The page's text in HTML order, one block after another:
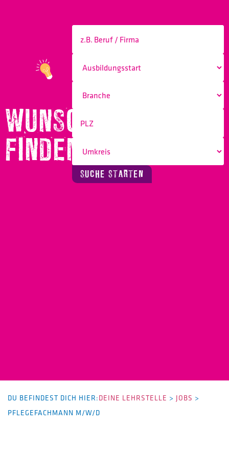
WUNSCHBERUF
FINDEN!
SUCHE STARTEN
DU BEFINDEST DICH HIER:DEINE LEHRSTELLE > JOBS >
PFLEGEFACHMANN M/W/D